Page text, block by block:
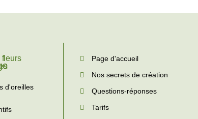
fleurs
d'oreilles
Page d'accueil
Nos secrets de création
Questions-réponses
Tarifs